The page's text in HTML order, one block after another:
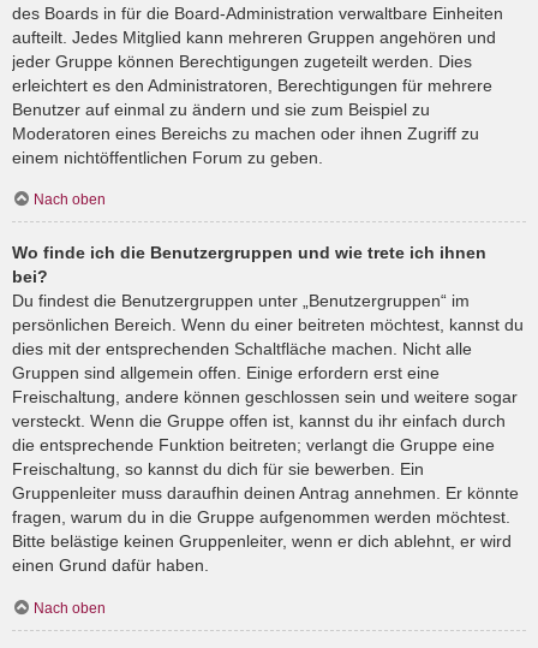
des Boards in für die Board-Administration verwaltbare Einheiten
aufteilt. Jedes Mitglied kann mehreren Gruppen angehören und
jeder Gruppe können Berechtigungen zugeteilt werden. Dies
erleichtert es den Administratoren, Berechtigungen für mehrere
Benutzer auf einmal zu ändern und sie zum Beispiel zu
Moderatoren eines Bereichs zu machen oder ihnen Zugriff zu
einem nichtöffentlichen Forum zu geben.
Nach oben
Wo finde ich die Benutzergruppen und wie trete ich ihnen
bei?
Du findest die Benutzergruppen unter „Benutzergruppen“ im
persönlichen Bereich. Wenn du einer beitreten möchtest, kannst du
dies mit der entsprechenden Schaltfläche machen. Nicht alle
Gruppen sind allgemein offen. Einige erfordern erst eine
Freischaltung, andere können geschlossen sein und weitere sogar
versteckt. Wenn die Gruppe offen ist, kannst du ihr einfach durch
die entsprechende Funktion beitreten; verlangt die Gruppe eine
Freischaltung, so kannst du dich für sie bewerben. Ein
Gruppenleiter muss daraufhin deinen Antrag annehmen. Er könnte
fragen, warum du in die Gruppe aufgenommen werden möchtest.
Bitte belästige keinen Gruppenleiter, wenn er dich ablehnt, er wird
einen Grund dafür haben.
Nach oben